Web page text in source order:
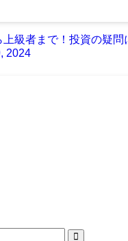
上級者まで！投資の疑問
2024